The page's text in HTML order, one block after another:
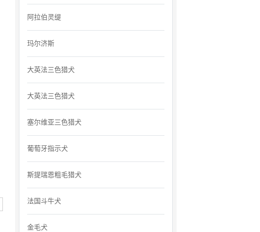
阿拉伯灵缇
玛尔济斯
大英法三色猎犬
大英法三色猎犬
塞尔维亚三色猎犬
葡萄牙指示犬
斯提瑞恩粗毛猎犬
法国斗牛犬
金毛犬